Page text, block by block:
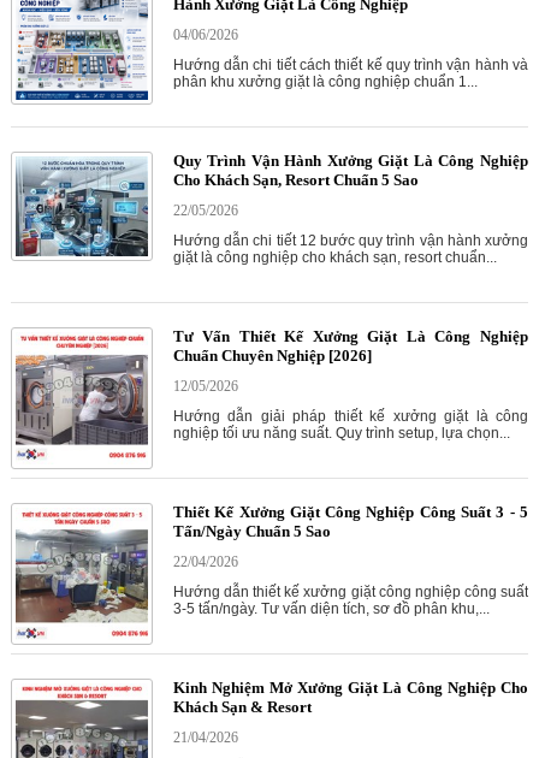
Hành Xưởng Giặt Là Công Nghiệp
04/06/2026
Hướng dẫn chi tiết cách thiết kế quy trình vận hành và
phân khu xưởng giặt là công nghiệp chuẩn 1...
Quy Trình Vận Hành Xưởng Giặt Là Công Nghiệp
Cho Khách Sạn, Resort Chuẩn 5 Sao
22/05/2026
Hướng dẫn chi tiết 12 bước quy trình vận hành xưởng
giặt là công nghiệp cho khách sạn, resort chuẩn...
Tư Vấn Thiết Kế Xưởng Giặt Là Công Nghiệp
Chuẩn Chuyên Nghiệp [2026]
12/05/2026
Hướng dẫn giải pháp thiết kế xưởng giặt là công
nghiệp tối ưu năng suất. Quy trình setup, lựa chọn...
Thiết Kế Xưởng Giặt Công Nghiệp Công Suất 3 - 5
Tấn/Ngày Chuẩn 5 Sao
22/04/2026
Hướng dẫn thiết kế xưởng giặt công nghiệp công suất
3-5 tấn/ngày. Tư vấn diện tích, sơ đồ phân khu,...
Kinh Nghiệm Mở Xưởng Giặt Là Công Nghiệp Cho
Khách Sạn & Resort
21/04/2026